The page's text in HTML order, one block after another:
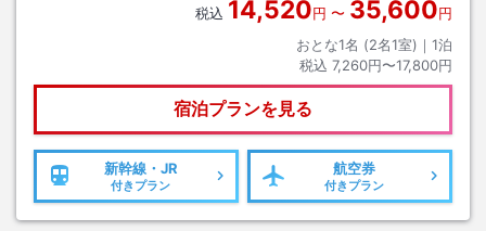
税込 14,520円 〜 35,600円
おとな1名 (2名1室)｜ 1泊
税込 7,260円〜17,800円
宿泊プランを見る
新幹線・JR
付きプラン
航空券
付きプラン